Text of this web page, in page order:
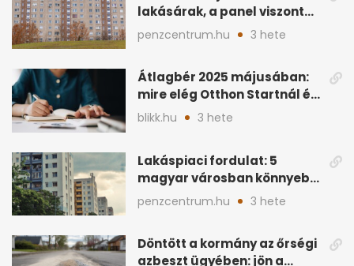
lakásárak, a panel viszont
lemaradt
penzcentrum.hu 3 hete
Átlagbér 2025 májusában:
mire elég Otthon Startnál és
hitelnél?
blikk.hu 3 hete
Lakáspiaci fordulat: 5
magyar városban könnyebb
lett lakást venni
penzcentrum.hu 3 hete
Döntött a kormány az őrségi
azbeszt ügyében: jön a